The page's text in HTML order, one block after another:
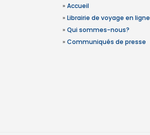
» Accueil
» Librairie de voyage en ligne
» Qui sommes-nous?
» Communiqués de presse